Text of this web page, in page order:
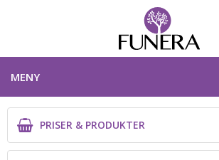
MENY
PRISER & PRODUKTER
PRISER & PRODUKTER